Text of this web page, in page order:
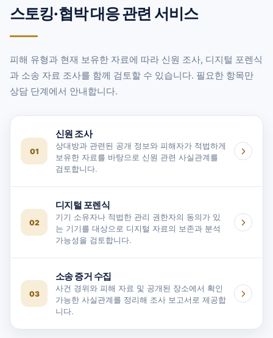
스토킹·협박 대응 관련 서비스
피해 유형과 현재 보유한 자료에 따라 신원 조사, 디지털 포렌식
과 소송 자료 조사를 함께 검토할 수 있습니다. 필요한 항목만
상담 단계에서 안내합니다.
01
신원 조사
상대방과 관련된 공개 정보와 피해자가 적법하게
보유한 자료를 바탕으로 신원 관련 사실관계를
검토합니다.
02
디지털 포렌식
기기 소유자나 적법한 관리 권한자의 동의가 있
는 기기를 대상으로 디지털 자료의 보존과 분석
가능성을 검토합니다.
03
소송 증거 수집
사건 경위와 피해 자료 및 공개된 장소에서 확인
가능한 사실관계를 정리해 조사 보고서로 제공합
니다.